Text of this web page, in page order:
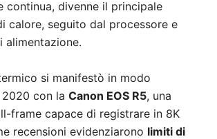
continua, divenne il principale
calore, seguito dal processore e
alimentazione.
si manifestò in modo
con la Canon EOS R5, una
frame capace di registrare in 8K
recensioni evidenziarono limiti di